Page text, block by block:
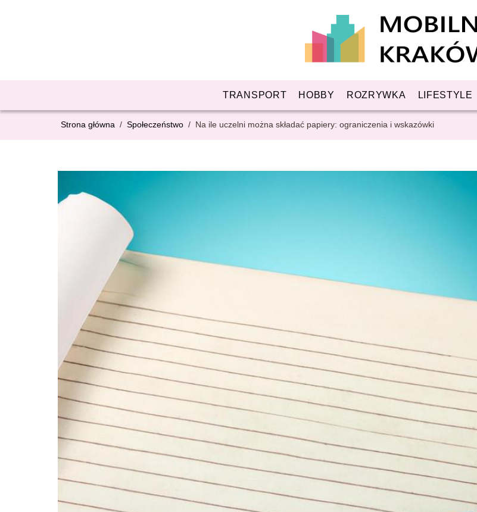
TRANSPORT HOBBY ROZRYWKA LIFESTYLE
Strona główna / Społeczeństwo / Na ile uczelni można składać papiery: ograniczenia i wskazówki